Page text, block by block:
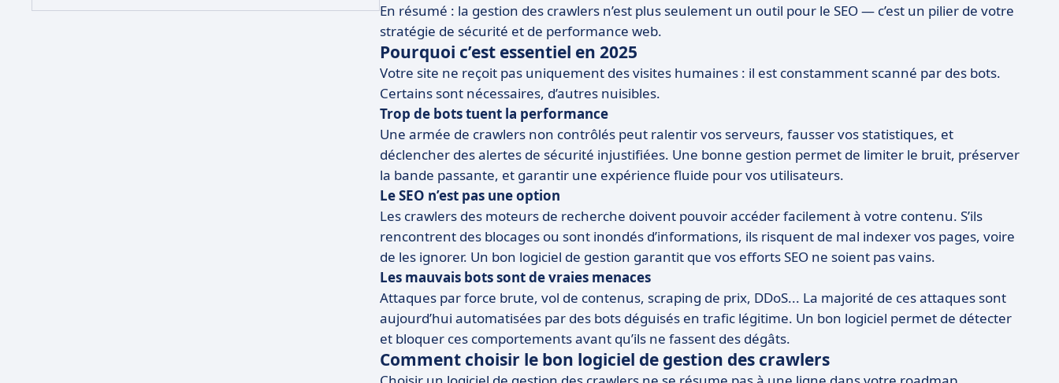
En résumé : la gestion des crawlers n’est plus seulement un outil pour le SEO — c’est un pilier de votre
stratégie de sécurité et de performance web.
Pourquoi c’est essentiel en 2025
Votre site ne reçoit pas uniquement des visites humaines : il est constamment scanné par des bots.
Certains sont nécessaires, d’autres nuisibles.
Trop de bots tuent la performance
Une armée de crawlers non contrôlés peut ralentir vos serveurs, fausser vos statistiques, et
déclencher des alertes de sécurité injustifiées. Une bonne gestion permet de limiter le bruit, préserver
la bande passante, et garantir une expérience fluide pour vos utilisateurs.
Le SEO n’est pas une option
Les crawlers des moteurs de recherche doivent pouvoir accéder facilement à votre contenu. S’ils
rencontrent des blocages ou sont inondés d’informations, ils risquent de mal indexer vos pages, voire
de les ignorer. Un bon logiciel de gestion garantit que vos efforts SEO ne soient pas vains.
Les mauvais bots sont de vraies menaces
Attaques par force brute, vol de contenus, scraping de prix, DDoS... La majorité de ces attaques sont
aujourd’hui automatisées par des bots déguisés en trafic légitime. Un bon logiciel permet de détecter
et bloquer ces comportements avant qu’ils ne fassent des dégâts.
Comment choisir le bon logiciel de gestion des crawlers